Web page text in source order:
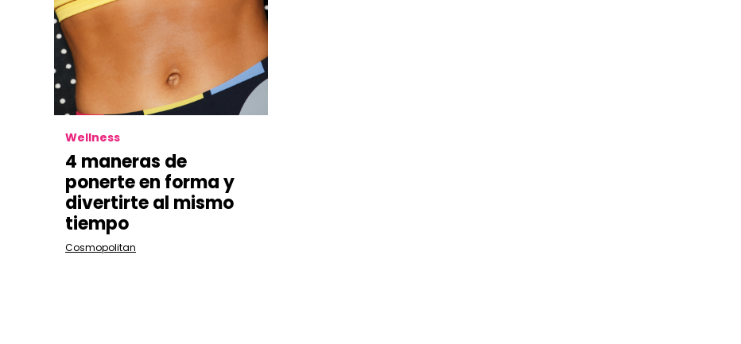
Wellness
4 maneras de
ponerte en forma y
divertirte al mismo
tiempo
Cosmopolitan